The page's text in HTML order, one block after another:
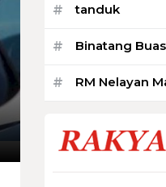
# tanduk
# Binatang Buas
# RM Nelayan